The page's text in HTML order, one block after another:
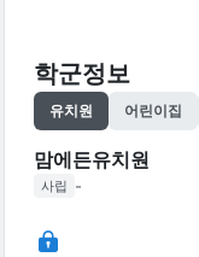
학군정보
유치원 어린이집
맘에든유치원
사립 -